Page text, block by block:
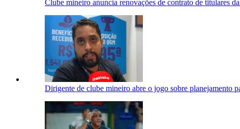
Clube mineiro anuncia renovações de contrato de titulares
Dirigente de clube mineiro abre o jogo sobre planejamento